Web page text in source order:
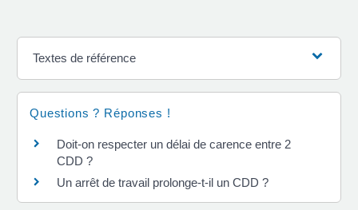
Textes de référence
Questions ? Réponses !
Doit-on respecter un délai de carence entre 2
CDD ?
Un arrêt de travail prolonge-t-il un CDD ?